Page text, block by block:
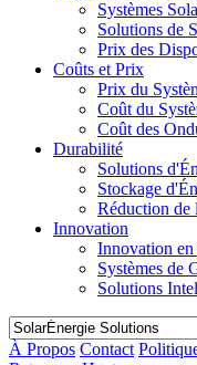
Systèmes
Solutions de
Prix des
Coûts et Prix
Prix du
Coût du
Coût des
Durabilité
Solutions
Stockage
Réduction de
Innovation
Innovation
Systèmes de
Solutions
À Propos Contact